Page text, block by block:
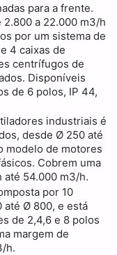
para a frente.
2.800 a 22.000 m3/h
por um sistema de
4 caixas de
centrífugos de
Disponíveis
de 6 polos, IP 44,
industriais é
desde Ø 250 até
modelo de motores
Cobrem uma
até 54.000 m3/h.
por 10
até Ø 800, e está
de 2,4,6 e 8 polos
margem de
h.